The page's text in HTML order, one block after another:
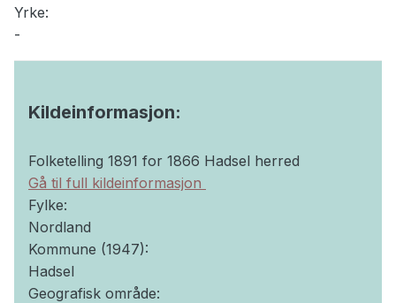
Yrke:
-
Kildeinformasjon:
Folketelling 1891 for 1866 Hadsel herred
Gå til full kildeinformasjon
Fylke:
Nordland
Kommune (1947):
Hadsel
Geografisk område: